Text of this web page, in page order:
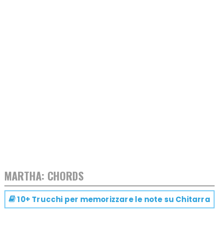
MARTHA: CHORDS
10+ Trucchi per memorizzare le note su Chitarra